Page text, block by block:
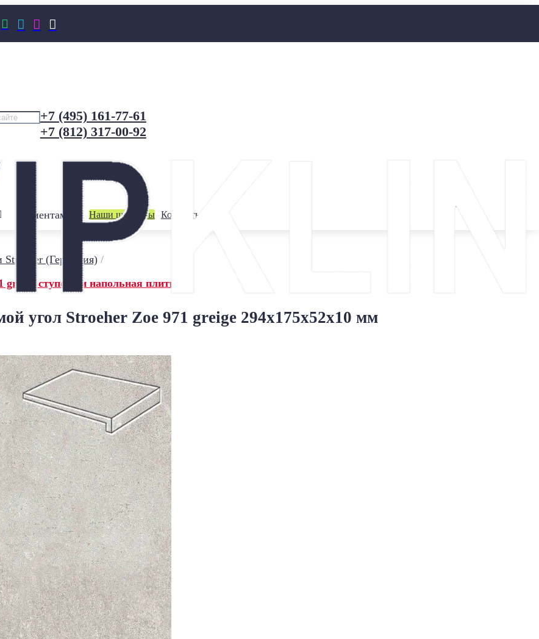
   
+7 (495) 161-77-61
+7 (812) 317-00-92
Клиентам Наши шоурумы Контакты
Stroeher (Германия)/
ступени и напольная плитка»
угол Stroeher Zoe 971 greige 294х175х52х10 мм